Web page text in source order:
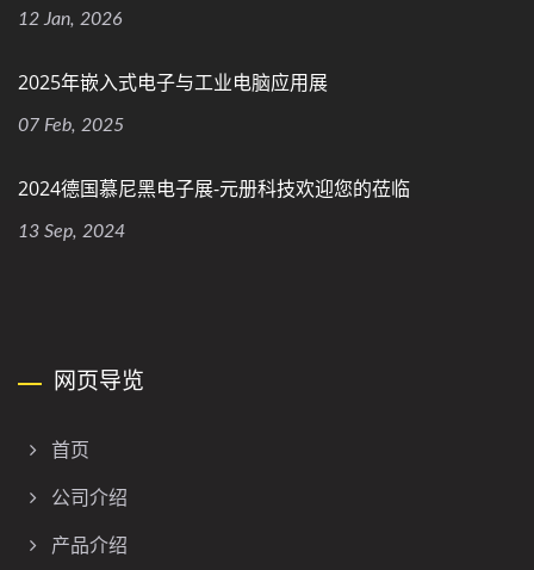
12 Jan, 2026
2025年嵌入式电子与工业电脑应用展
07 Feb, 2025
2024德国慕尼黑电子展-元册科技欢迎您的莅临
13 Sep, 2024
网页导览
首页
公司介绍
产品介绍